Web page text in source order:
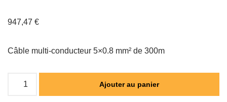
947,47 €
Câble multi-conducteur 5×0.8 mm² de 300m
Ajouter au panier